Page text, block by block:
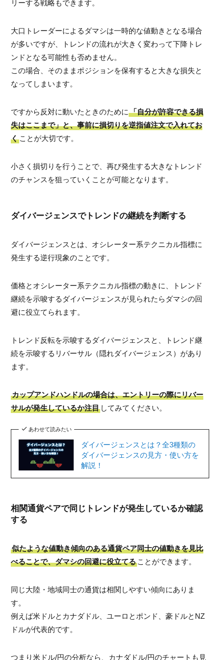
リーする戦略もできます。
大口トレーダーによるダマシは一時的な値動きとなる場合
が多いですが、トレンドの流れが大きく変わって下降トレ
ンドとなる可能性も否めません。
この場合、そのままポジションを保有すると大きな損失と
なってしまいます。
ですから反対に動いたときのために「自分が許容できる損
失はここまで」と、事前に損切りを逆指値注文で入れてお
く ことが大切です。
小さく損切りを行うことで、再び発生する大きなトレンド
のチャンスを狙っていくことが可能となります。
ダイバージェンスでトレンドの継続を判断する
ダイバージェンスとは、オシレーター系テクニカル指標に
発生する逆行現象のことです。
価格とオシレーター系テクニカル指標の動きに、トレンド
継続を示唆するダイバージェンスが見られたらダマシの回
避に役立てられます。
トレンド反転を示唆するダイバージェンスと、トレンド継
続を示唆するリバーサル（隠れダイバージェンス）があり
ます。
カップアンドハンドルの場合は、エントリーの際にリバー
サルが発生しているか注目 してみてください。
あわせて読みたい
ダイバージェンスとは？全3種類の
ダイバージェンスの見方・使い方を
解説！
相関通貨ペアで同じトレンドが発生しているか確認
する
似たような値動き傾向のある通貨ペア同士の値動きを見比
べることで、ダマシの回避に役立てる ことができます。
同じ大陸・地域同士の通貨は相関しやすい傾向にありま
す。
例えば米ドルとカナダドル、ユーロとポンド、豪ドルとNZ
ドルが代表的です。
つまり米ドル/円の分析なら、カナダドル/円のチャートも見